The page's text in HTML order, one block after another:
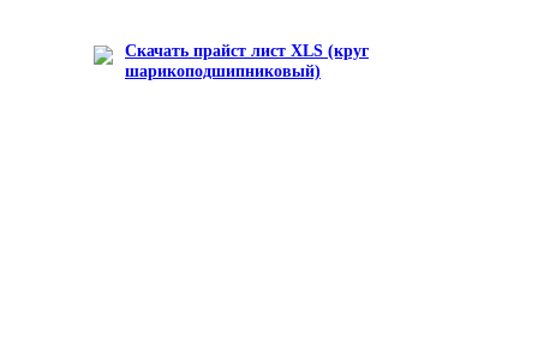
Скачать прайст лист XLS (круг
шарикоподшипниковый)